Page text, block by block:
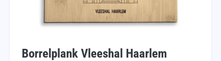
Borrelplank Vleeshal Haarlem